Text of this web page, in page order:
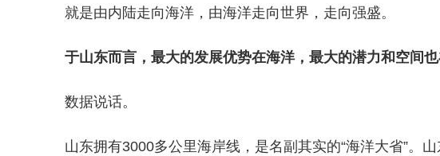
就是由内陆走向海洋，由海洋走向世界，走向强盛。
于山东而言，最大的发展优势在海洋，最大的潜力和空间也
数据说话。
山东拥有3000多公里海岸线，是名副其实的“海洋大省”。